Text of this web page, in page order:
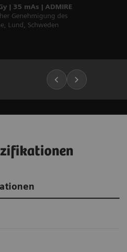
| 35 mAs | ADMIRE
Genehmigung des
Lund, Schweden